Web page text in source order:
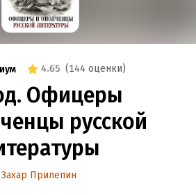
4.65 (144 оценки)
Офицеры
русской
Захар Прилепин